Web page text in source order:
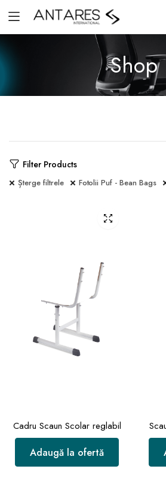
Shop
Filter Products
Șterge filtrele Fotolii Puf - Bean Bags
Cadru Scaun Scolar reglabil
Adaugă la ofertă